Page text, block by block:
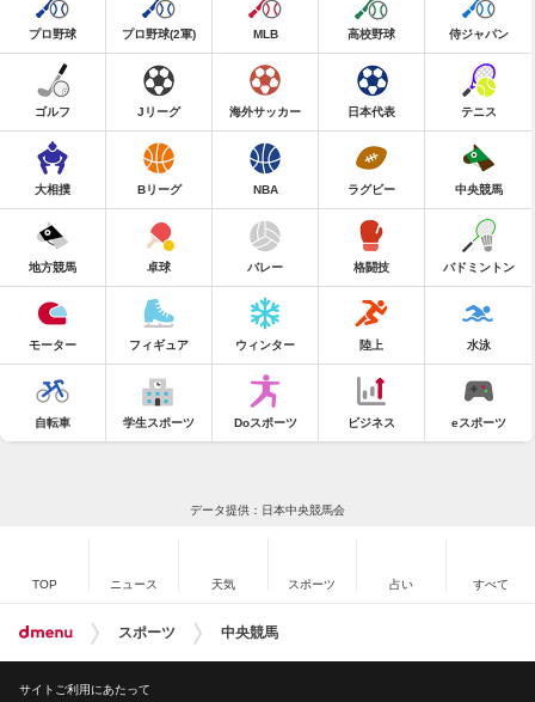
プロ野球 プロ野球(2軍) MLB 高校野球 侍ジャパン
ゴルフ Jリーグ 海外サッカー 日本代表 テニス
大相撲 Bリーグ NBA ラグビー 中央競馬
地方競馬 卓球 バレー 格闘技 バドミントン
モーター フィギュア ウィンター 陸上 水泳
自転車 学生スポーツ Doスポーツ ビジネス eスポーツ
データ提供：日本中央競馬会
TOP ニュース 天気 スポーツ 占い すべて
スポーツ 中央競馬
サイトご利用にあたって